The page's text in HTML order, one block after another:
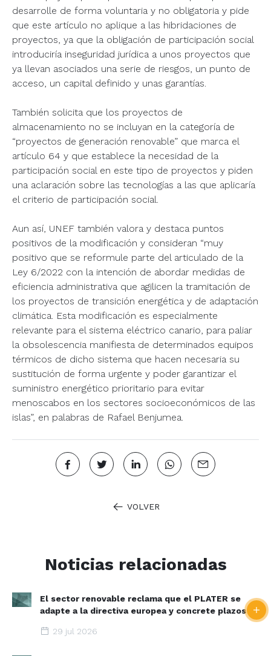
desarrolle de forma voluntaria y no obligatoria y pide
que este artículo no aplique a las hibridaciones de
proyectos, ya que la obligación de participación social
introduciría inseguridad jurídica a unos proyectos que
ya llevan asociados una serie de riesgos, un punto de
acceso, un capital definido y unas garantías.
También solicita que los proyectos de
almacenamiento no se incluyan en la categoría de
“proyectos de generación renovable” que marca el
artículo 64 y que establece la necesidad de la
participación social en este tipo de proyectos y piden
una aclaración sobre las tecnologías a las que aplicaría
el criterio de participación social.
Aun así, UNEF también valora y destaca puntos
positivos de la modificación y consideran “muy
positivo que se reformule parte del articulado de la
Ley 6/2022 con la intención de abordar medidas de
eficiencia administrativa que agilicen la tramitación de
los proyectos de transición energética y de adaptación
climática. Esta modificación es especialmente
relevante para el sistema eléctrico canario, para paliar
la obsolescencia manifiesta de determinados equipos
térmicos de dicho sistema que hacen necesaria su
sustitución de forma urgente y poder garantizar el
suministro energético prioritario para evitar
menoscabos en los sectores socioeconómicos de las
islas”, en palabras de Rafael Benjumea.
VOLVER
Noticias relacionadas
El sector renovable reclama que el PLATER se
adapte a la directiva europea y concrete plazos y
29 jul 2026